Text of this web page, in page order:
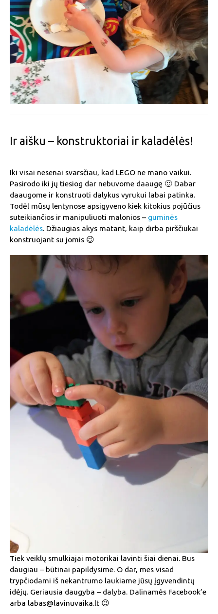
Ir aišku – konstruktoriai ir kaladėlės!
Iki visai nesenai svarsčiau, kad LEGO ne mano vaikui.
Pasirodo iki jų tiesiog dar nebuvome daaugę 🙂 Dabar
daaugome ir konstruoti dalykus vyrukui labai patinka.
Todėl mūsų lentynose apsigyveno kiek kitokius pojūčius
suteikiančios ir manipuliuoti malonios – guminės
kaladėlės. Džiaugias akys matant, kaip dirba pirščiukai
konstruojant su jomis 😉
Tiek veiklų smulkiajai motorikai lavinti šiai dienai. Bus
daugiau – būtinai papildysime. O dar, mes visad
trypčiodami iš nekantrumo laukiame jūsų įgyvendintų
idėjų. Geriausia daugyba – dalyba. Dalinamės Facebook’e
arba labas@lavinuvaika.lt 😉